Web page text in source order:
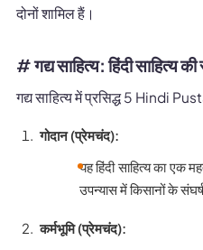
दोनों शामिल हैं।
# गद्य साहित्य: हिंदी साहित्य
गद्य साहित्य में प्रसिद्ध 5 Hindi
गोदान (प्रेमचंद):
यह हिंदी साहित्य का एक
उपन्यास में किसानों के
कर्मभूमि (प्रेमचंद):